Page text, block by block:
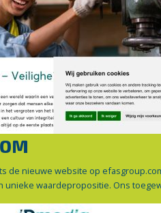
de nieuwe website op
unieke waardepropositie. Ons